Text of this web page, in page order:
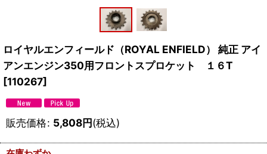
ロイヤルエンフィールド（ROYAL ENFIELD） 純正 アイ
アンエンジン350用フロントスプロケット １６T
[110267]
販売価格: 5,808円(税込)